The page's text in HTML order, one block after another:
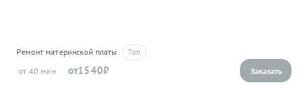
Ремонт материнской платы
40
1540